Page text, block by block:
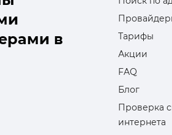
в
Тарифы
Акции
FAQ
Блог
Проверка
интернета